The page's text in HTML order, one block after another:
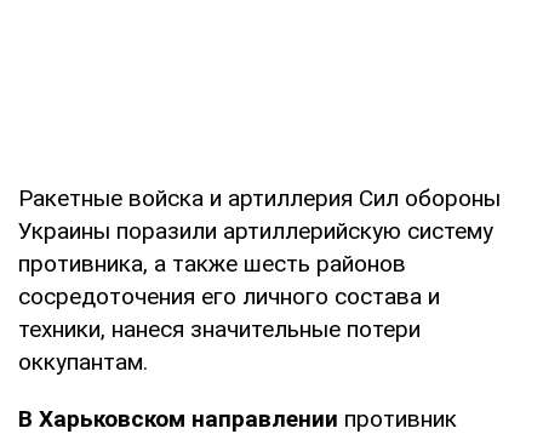
Ракетные войска и артиллерия Сил обороны
Украины поразили артиллерийскую систему
противника, а также шесть районов
сосредоточения его личного состава и
техники, нанеся значительные потери
оккупантам.
В Харьковском направлении противник